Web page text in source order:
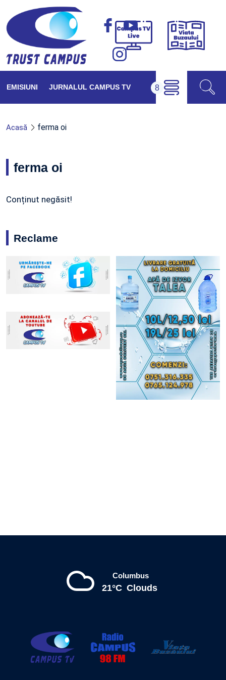
Campus
Viața
EMISIUNI JURNALUL CAMPUS TV
Acasă ferma oi
ferma oi
Conținut negăsit!
Reclame
Columbus
21°C Clouds